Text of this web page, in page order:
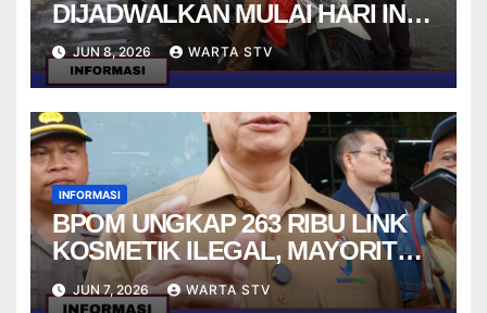
DIJADWALKAN MULAI HARI INI
RESMI DITUNDA
JUN 8, 2026 WARTA STV
INFORMASI
BPOM UNGKAP 263 RIBU LINK
KOSMETIK ILEGAL, MAYORITAS
ADA DI E-COMMERCE
JUN 7, 2026 WARTA STV